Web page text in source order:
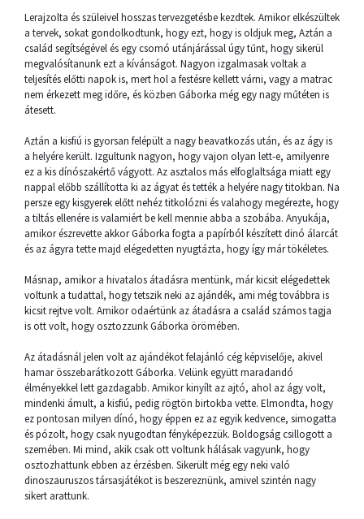
Lerajzolta és szüleivel hosszas tervezgetésbe kezdtek. Amikor elkészültek
a tervek, sokat gondolkodtunk, hogy ezt, hogy is oldjuk meg, Aztán a
család segítségével és egy csomó utánjárással úgy tűnt, hogy sikerül
megvalósítanunk ezt a kívánságot. Nagyon izgalmasak voltak a
teljesítés előtti napok is, mert hol a festésre kellett várni, vagy a matrac
nem érkezett meg időre, és közben Gáborka még egy nagy műtéten is
átesett.
Aztán a kisfiú is gyorsan felépült a nagy beavatkozás után, és az ágy is
a helyére került. Izgultunk nagyon, hogy vajon olyan lett-e, amilyenre
ez a kis dínószakértő vágyott. Az asztalos más elfoglaltsága miatt egy
nappal előbb szállította ki az ágyat és tették a helyére nagy titokban. Na
persze egy kisgyerek előtt nehéz titkolózni és valahogy megérezte, hogy
a tiltás ellenére is valamiért be kell mennie abba a szobába. Anyukája,
amikor észrevette akkor Gáborka fogta a papírból készített dinó álarcát
és az ágyra tette majd elégedetten nyugtázta, hogy így már tökéletes.
Másnap, amikor a hivatalos átadásra mentünk, már kicsit elégedettek
voltunk a tudattal, hogy tetszik neki az ajándék, ami még továbbra is
kicsit rejtve volt. Amikor odaértünk az átadásra a család számos tagja
is ott volt, hogy osztozzunk Gáborka örömében.
Az átadásnál jelen volt az ajándékot felajánló cég képviselője, akivel
hamar összebarátkozott Gáborka. Velünk együtt maradandó
élményekkel lett gazdagabb. Amikor kinyílt az ajtó, ahol az ágy volt,
mindenki ámult, a kisfiú, pedig rögtön birtokba vette. Elmondta, hogy
ez pontosan milyen dínó, hogy éppen ez az egyik kedvence, simogatta
és pózolt, hogy csak nyugodtan fényképezzük. Boldogság csillogott a
szemében. Mi mind, akik csak ott voltunk hálásak vagyunk, hogy
osztozhattunk ebben az érzésben. Sikerült még egy neki való
dinoszauruszos társasjátékot is beszereznünk, amivel szintén nagy
sikert arattunk.